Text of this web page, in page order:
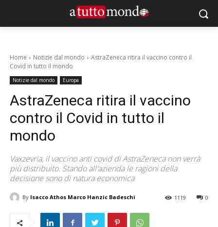
Home Notizie dal mondo
AstraZeneca ritira il vaccino contro il
Covid in tutto il mondo
Notizie dal mondo Europa
AstraZeneca ritira il vaccino
contro il Covid in tutto il
mondo
Vaxzevria, il vaccino anti covid di AstraZeneca non verrà
più distribuito. Stando all'azienda le ragioni della
decisione sono di natura economica
By Isacco Athos Marco Hanzic Badeschi 0
1119